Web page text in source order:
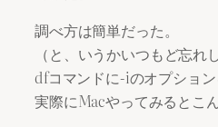
調べ方は簡単だった。
（と、いうかいつもど忘れ
dfコマンドに-iのオプション
実際にMacやってみるとこ